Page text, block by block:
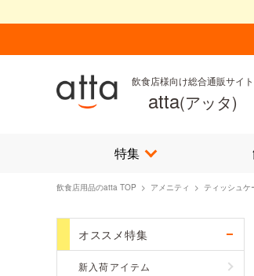
飲食店様向け総合通販サイト
atta(アッタ)
特集
飲食店用品のatta TOP > アメニティ > ティッシュケ
オススメ特集
新入荷アイテム